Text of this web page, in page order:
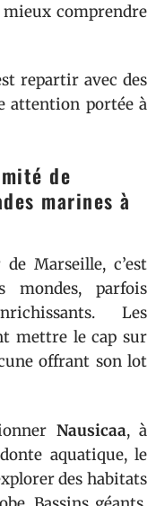
comprendre
repartir avec des
attention portée à
de
marines à
Marseille, c’est
parfois
Les
mettre le cap sur
offrant son lot
Nausicaa, à
aquatique, le
des habitats